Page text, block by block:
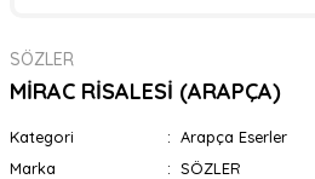
SÖZLER
MİRAC RİSALESİ (ARAPÇA)
Kategori
Arapça Eserler
Marka
SÖZLER